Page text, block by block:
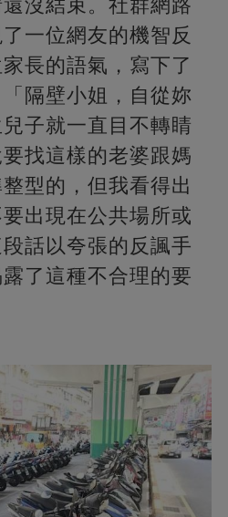
沒結束。社群網路
一位網友的機智反
長的語氣，寫下了
隔壁小姐，自從妳
子就一直目不轉睛
找這樣的老婆跟媽
型的，但我看得出
出現在公共場所或
話以夸張的反諷手
了這種不合理的要